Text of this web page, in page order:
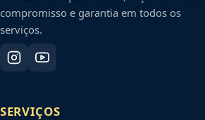
compromisso e garantia em todos os
serviços.
SERVIÇOS